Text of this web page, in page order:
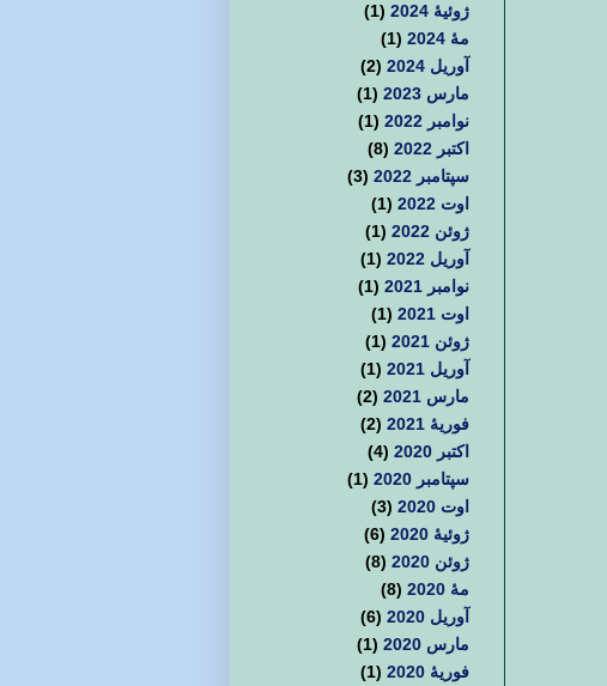
ژوئیهٔ 2024
(1)
مهٔ 2024
(1)
آوریل 2024
(2)
مارس 2023
(1)
نوامبر 2022
(1)
اکتبر 2022
(8)
سپتامبر 2022
(3)
اوت 2022
(1)
ژوئن 2022
(1)
آوریل 2022
(1)
نوامبر 2021
(1)
اوت 2021
(1)
ژوئن 2021
(1)
آوریل 2021
(1)
مارس 2021
(2)
فوریهٔ 2021
(2)
اکتبر 2020
(4)
سپتامبر 2020
(1)
اوت 2020
(3)
ژوئیهٔ 2020
(6)
ژوئن 2020
(8)
مهٔ 2020
(8)
آوریل 2020
(6)
مارس 2020
(1)
فوریهٔ 2020
(1)